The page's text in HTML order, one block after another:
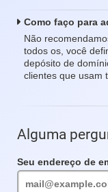
Como faço para
Não
todos os, você
depósito de
clientes que usam
Alguma
Seu endereço de